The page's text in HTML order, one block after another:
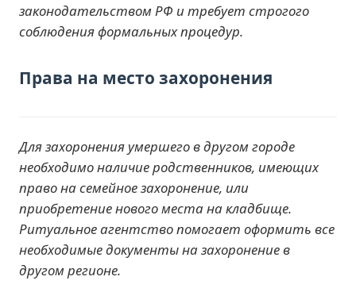
законодательством РФ и требует строгого
соблюдения формальных процедур.
Права на место захоронения
Для захоронения умершего в другом городе
необходимо наличие родственников, имеющих
право на семейное захоронение, или
приобретение нового места на кладбище.
Ритуальное агентство помогает оформить все
необходимые документы на захоронение в
другом регионе.